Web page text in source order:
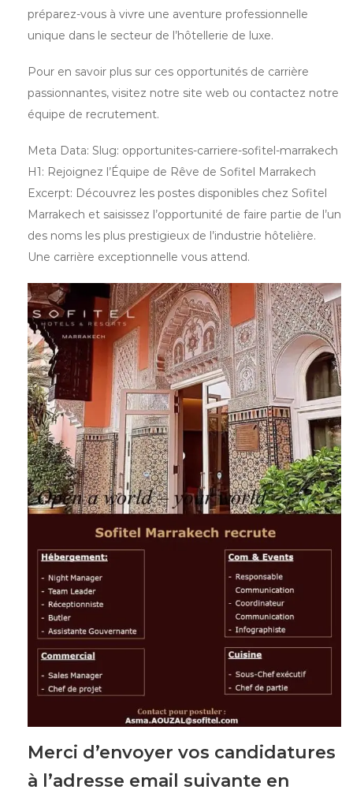
préparez-vous à vivre une aventure professionnelle
unique dans le secteur de l’hôtellerie de luxe.
Pour en savoir plus sur ces opportunités de carrière
passionnantes, visitez notre site web ou contactez notre
équipe de recrutement.
Meta Data: Slug: opportunites-carriere-sofitel-marrakech
H1: Rejoignez l’Équipe de Rêve de Sofitel Marrakech
Excerpt: Découvrez les postes disponibles chez Sofitel
Marrakech et saisissez l’opportunité de faire partie de l’un
des noms les plus prestigieux de l’industrie hôtelière.
Une carrière exceptionnelle vous attend.
Merci d’envoyer vos candidatures
à l’adresse email suivante en